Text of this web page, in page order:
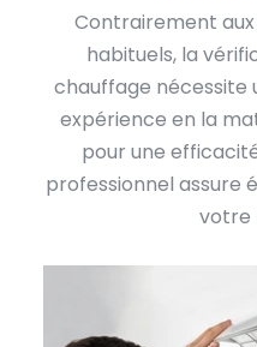
Contrairement
habituels, la
chauffage nécessite
expérience en la
pour une
professionnel assure
votre